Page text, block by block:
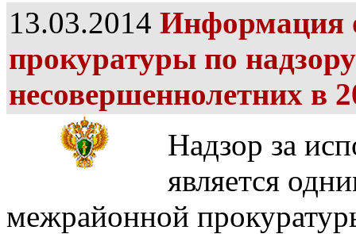
13.03.2014 Информация
прокуратуры по
несовершеннолетних в
Надзор за
является
межрайонной